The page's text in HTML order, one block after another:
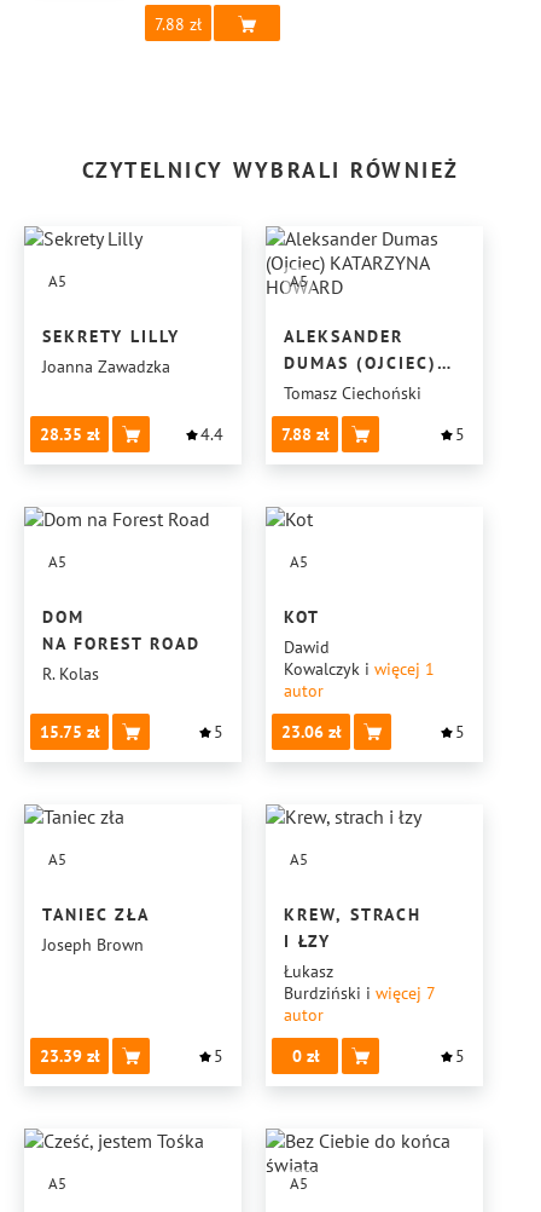
7.88
CZYTELNICY WYBRALI RÓWNIEŻ
A5
SEKRETY LILLY
Joanna Zawadzka
28.35 4.4
A5
ALEKSANDER
DUMAS (OJCIEC)
KATARZYNA
HOWARD
Tomasz Ciechoński
7.88
5
A5
DOM
NA FOREST ROAD
R. Kolas
15.75 5
A5
KOT
Dawid
Kowalczyk i więcej 1
autor
23.06
5
A5
TANIEC ZŁA
Joseph Brown
23.39 5
A5
KREW, STRACH
I ŁZY
Łukasz
Burdziński i więcej 7
autor
0
5
A5 A5